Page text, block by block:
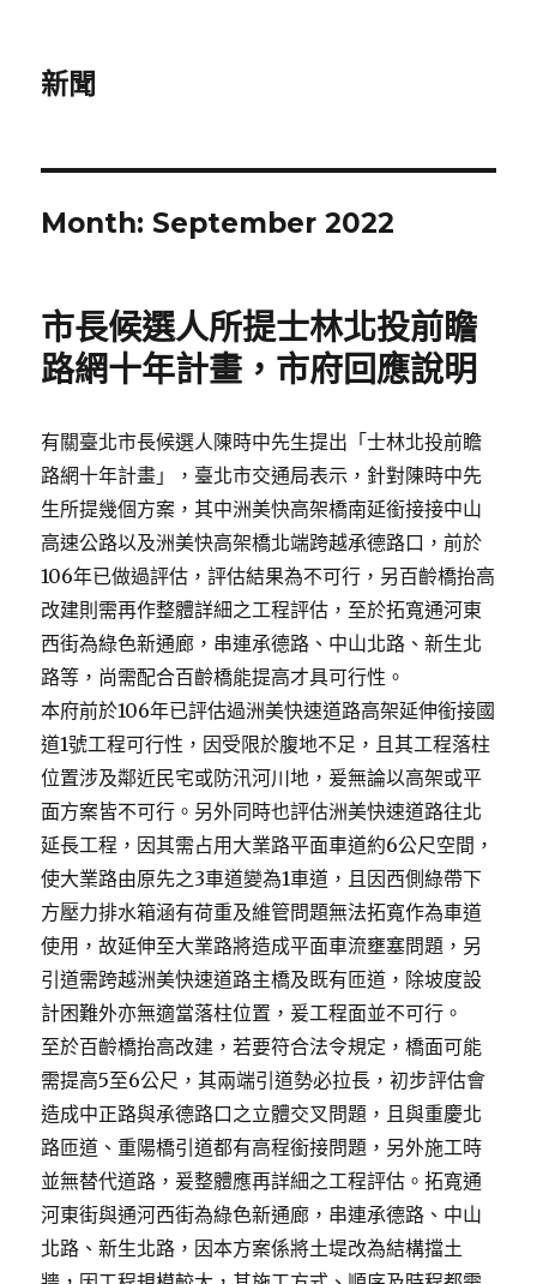
新聞
Month: September 2022
市長候選人所提士林北投前瞻
路網十年計畫，市府回應說明
有關臺北市長候選人陳時中先生提出「士林北投前瞻
路網十年計畫」，臺北市交通局表示，針對陳時中先
生所提幾個方案，其中洲美快高架橋南延銜接接中山
高速公路以及洲美快高架橋北端跨越承德路口，前於
106年已做過評估，評估結果為不可行，另百齡橋抬高
改建則需再作整體詳細之工程評估，至於拓寬通河東
西街為綠色新通廊，串連承德路、中山北路、新生北
路等，尚需配合百齡橋能提高才具可行性。
本府前於106年已評估過洲美快速道路高架延伸銜接國
道1號工程可行性，因受限於腹地不足，且其工程落柱
位置涉及鄰近民宅或防汛河川地，爰無論以高架或平
面方案皆不可行。另外同時也評估洲美快速道路往北
延長工程，因其需占用大業路平面車道約6公尺空間，
使大業路由原先之3車道變為1車道，且因西側綠帶下
方壓力排水箱涵有荷重及維管問題無法拓寬作為車道
使用，故延伸至大業路將造成平面車流壅塞問題，另
引道需跨越洲美快速道路主橋及既有匝道，除坡度設
計困難外亦無適當落柱位置，爰工程面並不可行。
至於百齡橋抬高改建，若要符合法令規定，橋面可能
需提高5至6公尺，其兩端引道勢必拉長，初步評估會
造成中正路與承德路口之立體交叉問題，且與重慶北
路匝道、重陽橋引道都有高程銜接問題，另外施工時
並無替代道路，爰整體應再詳細之工程評估。拓寬通
河東街與通河西街為綠色新通廊，串連承德路、中山
北路、新生北路，因本方案係將土堤改為結構擋土